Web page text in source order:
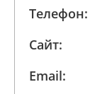
Телефон:
Сайт:
Email: